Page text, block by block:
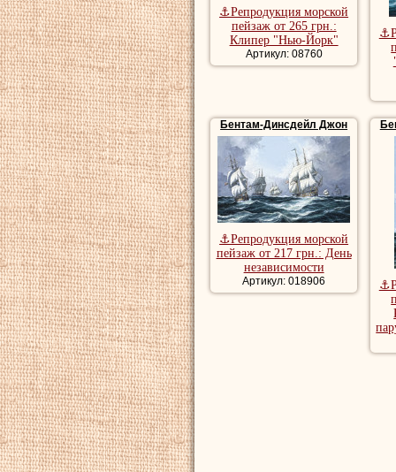
⚓Репродукция морской
пейзаж от 265 грн.:
Клипер "Нью-Йорк"
Артикул: 08760
Бентам-Динсдейл Джон
⚓Репродукция морской
пейзаж от 217 грн.: День
независимости
Артикул: 018906